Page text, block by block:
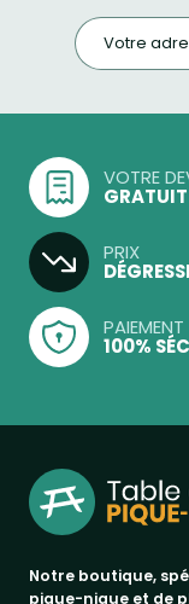
VOTRE
PRIX
PAIEMENT
100%
Notre boutique,
pique-nique et de